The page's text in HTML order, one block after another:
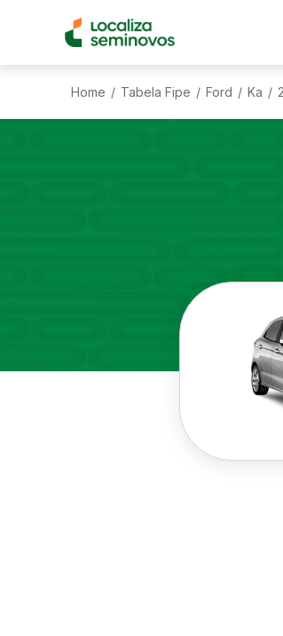
Home / Tabela Fipe / Ford / Ka /